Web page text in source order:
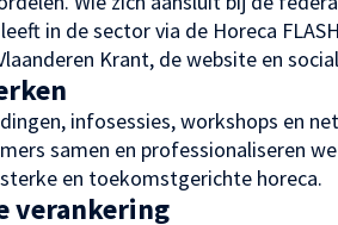
in de sector via de Horeca
Krant, de website en
infosessies, workshops en
samen en professionaliseren
en toekomstgerichte horeca.
verankering